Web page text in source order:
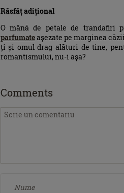
Răsfăț adițional
O mână de petale de trandafiri
parfumateașezate pe marginea
ți și omul drag alături de tine,
romantismului, nu-i așa?
Comments